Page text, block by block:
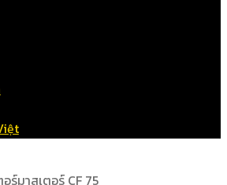
ร์มาสเตอร์​ CF 75